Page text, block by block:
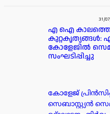
31/
എ ഐ കാലത്തെ
കോളേജിൽ
സംഘടിപ്പിച്ചു
കോളേജ്
സെബാസ്റ്റ്യൻ